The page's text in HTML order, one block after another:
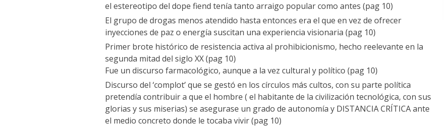
el estereotipo del dope fiend tenía tanto arraigo popular como antes (pag 10)
El grupo de drogas menos atendido hasta entonces era el que en vez de ofrecer
inyecciones de paz o energía suscitan una experiencia visionaria (pag 10)
Primer brote histórico de resistencia activa al prohibicionismo, hecho reelevante en la
segunda mitad del siglo XX (pag 10)
Fue un discurso farmacológico, aunque a la vez cultural y político (pag 10)
Discurso del ‘complot’ que se gestó en los círculos más cultos, con su parte política
pretendía contribuir a que el hombre ( el habitante de la civilización tecnológica, con sus
glorias y sus miserias) se asegurase un grado de autonomía y DISTANCIA CRÍTICA ante
el medio concreto donde le tocaba vivir (pag 10)